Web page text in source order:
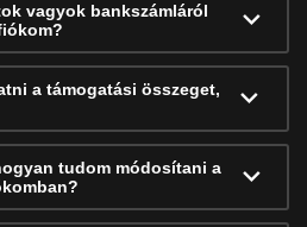
vagyok bankszámláról
a támogatási összeget,
tudom módosítani a